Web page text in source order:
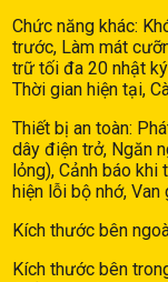
Chức năng khác:
trước, Làm mát
trữ tối đa 20 nhật
Thời gian hiện tại,
Thiết bị an toàn:
dây điện trở, Ngăn
lỏng), Cảnh báo khi
hiện lỗi bộ nhớ,
Kích thước bên
Kích thước bên